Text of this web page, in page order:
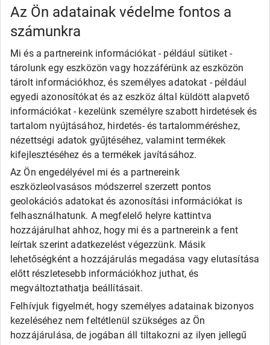
Az Ön adatainak védelme fontos a
számunkra
Mi és a partnereink információkat - például sütiket -
tárolunk egy eszközön vagy hozzáférünk az eszközön
tárolt információkhoz, és személyes adatokat - például
egyedi azonosítókat és az eszköz által küldött alapvető
információkat - kezelünk személyre szabott hirdetések és
tartalom nyújtásához, hirdetés- és tartalomméréshez,
nézettségi adatok gyűjtéséhez, valamint termékek
kifejlesztéséhez és a termékek javításához.
Az Ön engedélyével mi és a partnereink
eszközleolvasásos módszerrel szerzett pontos
geolokációs adatokat és azonosítási információkat is
felhasználhatunk. A megfelelő helyre kattintva
hozzájárulhat ahhoz, hogy mi és a partnereink a fent
leírtak szerint adatkezelést végezzünk. Másik
lehetőségként a hozzájárulás megadása vagy elutasítása
előtt részletesebb információkhoz juthat, és
megváltoztathatja beállításait.
Felhívjuk figyelmét, hogy személyes adatainak bizonyos
kezeléséhez nem feltétlenül szükséges az Ön
hozzájárulása, de jogában áll tiltakozni az ilyen jellegű
Kumho
Nexen
Semperit
Uniroyal
Olcsó gumi
Apollo
Barum
Debica
Fortune
General
Goodride
Kingstar
Laufenn
LEAO
Matador
Roadx
Rovelo
Runway
Sailun
SECURITY
Taurus
Tigar
Triangle